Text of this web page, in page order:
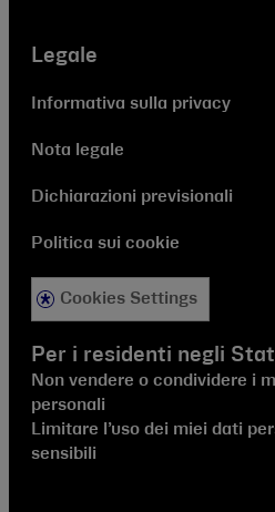
Legale
Informativa sulla privacy
Nota legale
Dichiarazioni previsionali
Politica sui cookie
Cookies Settings
Per i residenti negli
Non vendere o condividere i
personali
Limitare l’uso dei miei dati
sensibili